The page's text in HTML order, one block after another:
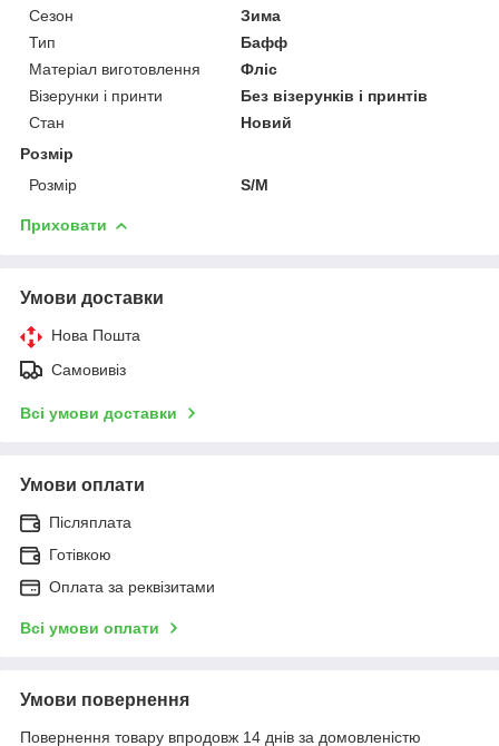
Сезон
Зима
Тип
Бафф
Матеріал виготовлення
Фліс
Візерунки і принти
Без візерунків і принтів
Стан
Новий
Розмір
Розмір
S/M
Приховати
Умови доставки
Нова Пошта
Самовивіз
Всі умови доставки
Умови оплати
Післяплата
Готівкою
Оплата за реквізитами
Всі умови оплати
Умови повернення
Повернення товару впродовж 14 днів за домовленістю